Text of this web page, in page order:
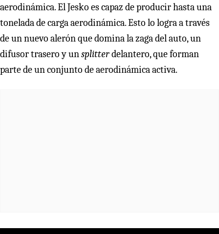
aerodinámica. El Jesko es capaz de producir hasta una
tonelada de carga aerodinámica. Esto lo logra a través
de un nuevo alerón que domina la zaga del auto, un
difusor trasero y unsplitterdelantero, que forman
parte de un conjunto de aerodinámica activa.